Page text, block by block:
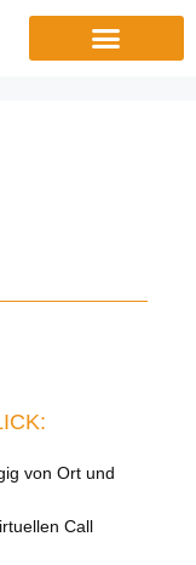
von Ort und
Call